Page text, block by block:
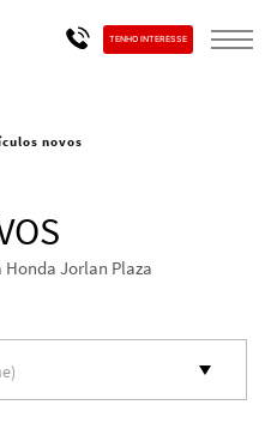
Telefones
TENHO INTERESSE
novos
Jorlan Plaza